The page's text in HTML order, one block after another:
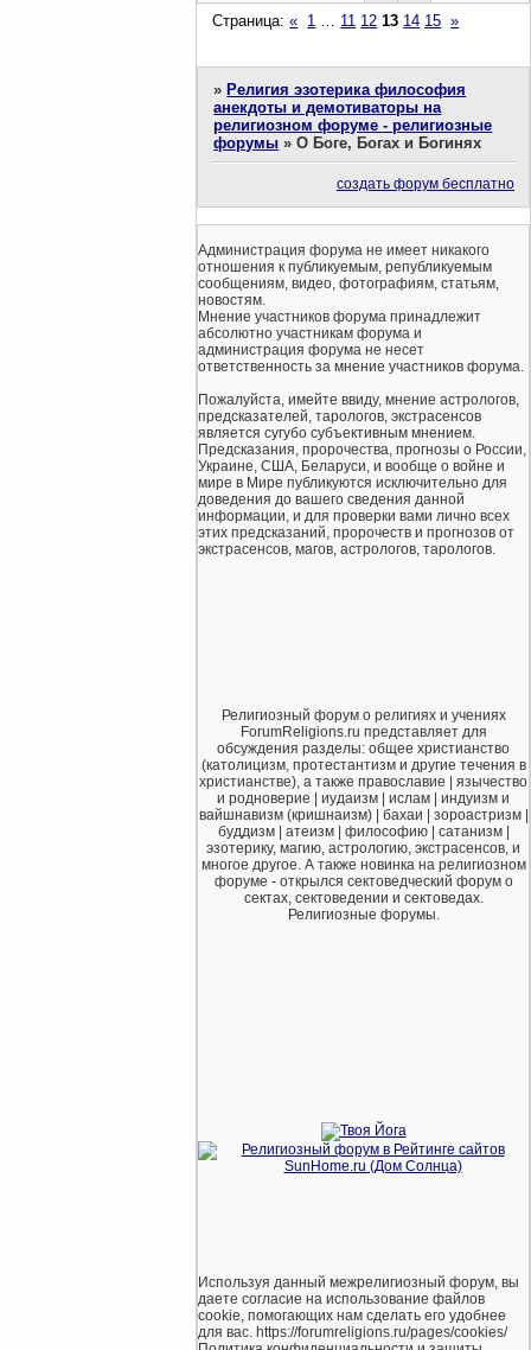
Страница:« 1 … 11 12 13 14 15 »
»Религия эзотерика философия
анекдоты и демотиваторы на
религиозном форуме - религиозные
форумы »О Боге, Богах и Богинях
создать форум бесплатно
Администрация форума не имеет никакого
отношения к публикуемым, републикуемым
сообщениям, видео, фотографиям, статьям,
новостям.
Мнение участников форума принадлежит
абсолютно участникам форума и
администрация форума не несет
ответственность за мнение участников форума.
Пожалуйста, имейте ввиду, мнение астрологов,
предсказателей, тарологов, экстрасенсов
является сугубо субъективным мнением.
Предсказания, пророчества, прогнозы о России,
Украине, США, Беларуси, и вообще о войне и
мире в Мире публикуются исключительно для
доведения до вашего сведения данной
информации, и для проверки вами лично всех
этих предсказаний, пророчеств и прогнозов от
экстрасенсов, магов, астрологов, тарологов.
Религиозный форум о религиях и учениях
ForumReligions.ru представляет для
обсуждения разделы: общее христианство
(католицизм, протестантизм и другие течения в
христианстве), а также православие | язычество
и родноверие | иудаизм | ислам | индуизм и
вайшнавизм (кришнаизм) | бахаи | зороастризм |
буддизм | атеизм | философию | сатанизм |
эзотерику, магию, астрологию, экстрасенсов, и
многое другое. А также новинка на религиозном
форуме - открылся сектоведческий форум о
сектах, сектоведении и сектоведах.
Религиозные форумы.
Используя данный межрелигиозный форум, вы
даете согласие на использование файлов
cookie, помогающих нам сделать его удобнее
для вас. https://forumreligions.ru/pages/cookies/